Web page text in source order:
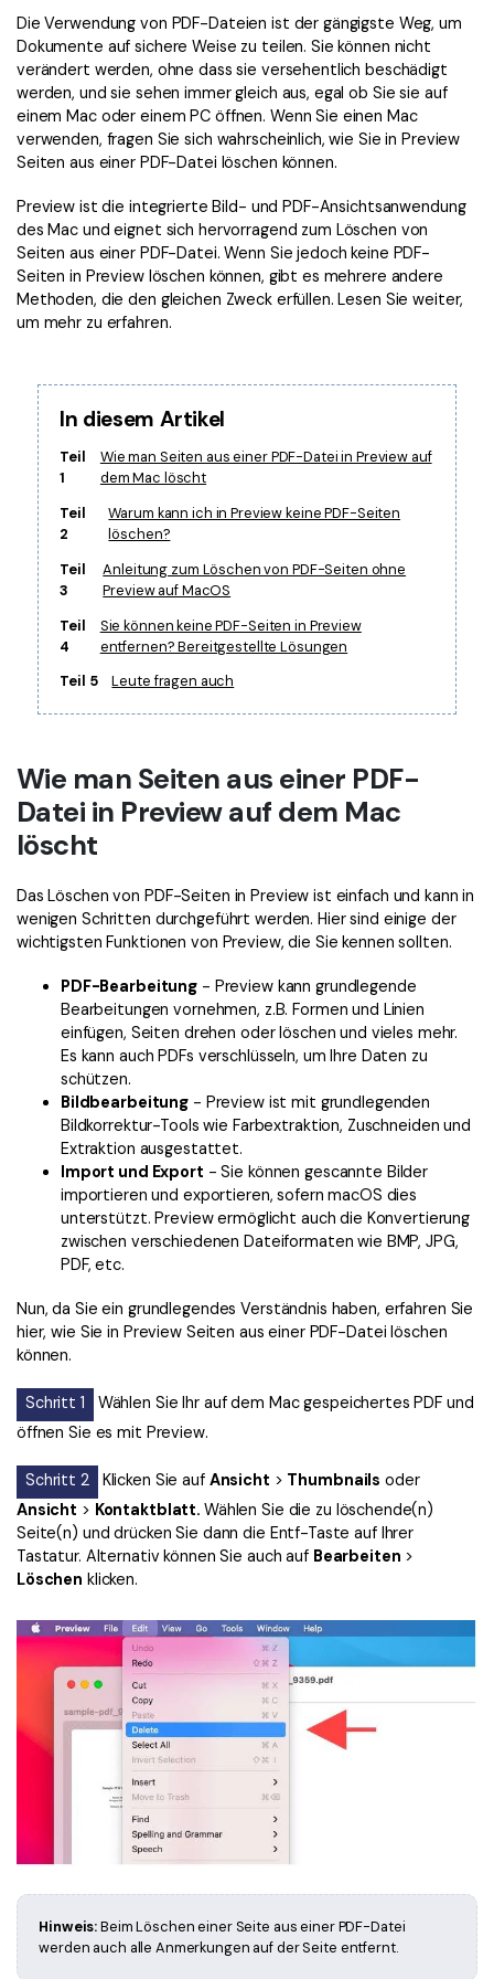
PDF-Daten extrahieren
PDF freigeben
eSign PDFs rechtmäßig Neu
Bildung
IT-Dienstleistung
Rechtliches
Veröffentlichung
Freiberufler
Alle PDF-Funktionen
Was ist NEU
Benutzerhandbuch
PDFelement für Windows
PDFelement für iOS
PDFelement für Android
Mehr erfahren
Kostenlose PDF-Vorlagen
Bearbeiten, Drucken und Anpassen von kostenlosen Vorlagen.
PDF-Wissen
PDF-bezogene Informationen, die Sie benötigen.
Download-Zentrum
Laden Sie die leistungsstärksten und einfachsten PDF-Tools
Die Verwendung von PDF-Dateien ist der gängigste Weg, um
Dokumente auf sichere Weise zu teilen. Sie können nicht
verändert werden, ohne dass sie versehentlich beschädigt
werden, und sie sehen immer gleich aus, egal ob Sie sie auf
einem Mac oder einem PC öffnen. Wenn Sie einen Mac
verwenden, fragen Sie sich wahrscheinlich, wie Sie in Preview
Seiten aus einer PDF-Datei löschen können.
Preview ist die integrierte Bild- und PDF-Ansichtsanwendung
des Mac und eignet sich hervorragend zum Löschen von
Seiten aus einer PDF-Datei. Wenn Sie jedoch keine PDF-
Seiten in Preview löschen können, gibt es mehrere andere
Methoden, die den gleichen Zweck erfüllen. Lesen Sie weiter,
um mehr zu erfahren.
In diesem Artikel
Teil
1
Wie man Seiten aus einer PDF-Datei in Preview auf
dem Mac löscht
Teil
2
Warum kann ich in Preview keine PDF-Seiten
löschen?
Teil
3
Anleitung zum Löschen von PDF-Seiten ohne
Preview auf MacOS
Teil
4
Sie können keine PDF-Seiten in Preview
entfernen? Bereitgestellte Lösungen
Teil 5
Leute fragen auch
Wie man Seiten aus einer PDF-
Datei in Preview auf dem Mac
löscht
Das Löschen von PDF-Seiten in Preview ist einfach und kann in
wenigen Schritten durchgeführt werden. Hier sind einige der
wichtigsten Funktionen von Preview, die Sie kennen sollten.
PDF-Bearbeitung - Preview kann grundlegende
Bearbeitungen vornehmen, z.B. Formen und Linien
einfügen, Seiten drehen oder löschen und vieles mehr.
Es kann auch PDFs verschlüsseln, um Ihre Daten zu
schützen.
Bildbearbeitung - Preview ist mit grundlegenden
Bildkorrektur-Tools wie Farbextraktion, Zuschneiden und
Extraktion ausgestattet.
Import und Export - Sie können gescannte Bilder
importieren und exportieren, sofern macOS dies
unterstützt. Preview ermöglicht auch die Konvertierung
zwischen verschiedenen Dateiformaten wie BMP, JPG,
PDF, etc.
Nun, da Sie ein grundlegendes Verständnis haben, erfahren Sie
hier, wie Sie in Preview Seiten aus einer PDF-Datei löschen
können.
Schritt 1
Wählen Sie Ihr auf dem Mac gespeichertes PDF und
öffnen Sie es mit Preview.
Schritt 2 Klicken Sie auf Ansicht > Thumbnails oder
Ansicht > Kontaktblatt. Wählen Sie die zu löschende(n)
Seite(n) und drücken Sie dann die Entf-Taste auf Ihrer
Tastatur. Alternativ können Sie auch auf Bearbeiten >
Löschen klicken.
Hinweis:Beim Löschen einer Seite aus einer PDF-Datei
werden auch alle Anmerkungen auf der Seite entfernt.